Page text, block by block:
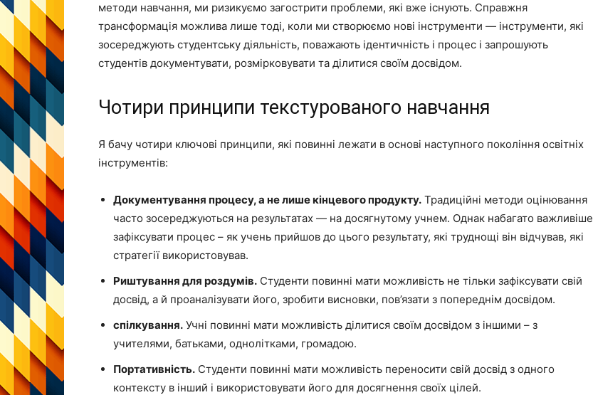
методи навчання, ми ризикуємо загострити проблеми, які вже існують. Справжня
трансформація можлива лише тоді, коли ми створюємо нові інструменти — інструменти, які
зосереджують студентську діяльність, поважають ідентичність і процес і запрошують
студентів документувати, розмірковувати та ділитися своїм досвідом.
Чотири принципи текстурованого навчання
Я бачу чотири ключові принципи, які повинні лежати в основі наступного покоління освітніх
інструментів:
Документування процесу, а не лише кінцевого продукту. Традиційні методи оцінювання
часто зосереджуються на результатах — на досягнутому учнем. Однак набагато важливіше
зафіксувати процес – як учень прийшов до цього результату, які труднощі він відчував, які
стратегії використовував.
Риштування для роздумів. Студенти повинні мати можливість не тільки зафіксувати свій
досвід, а й проаналізувати його, зробити висновки, пов’язати з попереднім досвідом.
спілкування. Учні повинні мати можливість ділитися своїм досвідом з іншими – з
учителями, батьками, однолітками, громадою.
Портативність. Студенти повинні мати можливість переносити свій досвід з одного
контексту в інший і використовувати його для досягнення своїх цілей.